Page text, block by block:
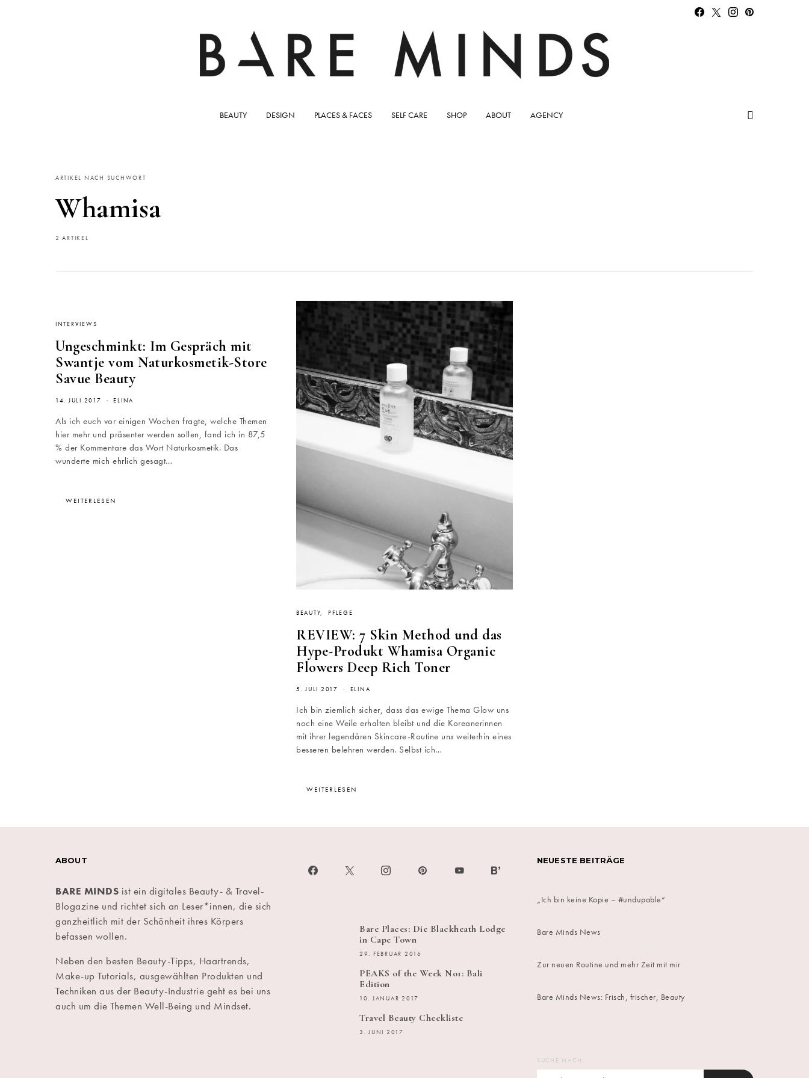
BEAUTY DESIGN PLACES & FACES SELF CARE SHOP ABOUT AGENCY
ARTIKEL NACH SUCHWORT
Whamisa
2 ARTIKEL
INTERVIEWS
Ungeschminkt: Im Gespräch mit
Swantje vom Naturkosmetik-Store
Savue Beauty
14. JULI 2017 ELINA
Als ich euch vor einigen Wochen fragte, welche Themen
hier mehr und präsenter werden sollen, fand ich in 87,5
% der Kommentare das Wort Naturkosmetik. Das
wunderte mich ehrlich gesagt…
WEITERLESEN
BEAUTY PFLEGE
REVIEW: 7 Skin Method und das
Hype-Produkt Whamisa Organic
Flowers Deep Rich Toner
5. JULI 2017 ELINA
Ich bin ziemlich sicher, dass das ewige Thema Glow uns
noch eine Weile erhalten bleibt und die Koreanerinnen
mit ihrer legendären Skincare-Routine uns weiterhin eines
besseren belehren werden. Selbst ich…
WEITERLESEN
ABOUT
BARE MINDS ist ein digitales Beauty- & Travel-
Blogazine und richtet sich an Leser*innen, die sich
ganzheitlich mit der Schönheit ihres Körpers
befassen wollen.
Neben den besten Beauty-Tipps, Haartrends,
Make-up Tutorials, ausgewählten Produkten und
Techniken aus der Beauty-Industrie geht es bei uns
auch um die Themen Well-Being und Mindset.
Bare Places: Die Blackheath Lodge
in Cape Town
29. FEBRUAR 2016
PEAKS of the Week No1: Bali
Edition
10. JANUAR 2017
Travel Beauty Checkliste
3. JUNI 2017
NEUESTE BEITRÄGE
„Ich bin keine Kopie – #undupable“
Bare Minds News
Zur neuen Routine und mehr Zeit mit mir
Bare Minds News: Frisch, frischer, Beauty
SUCHE NACH: